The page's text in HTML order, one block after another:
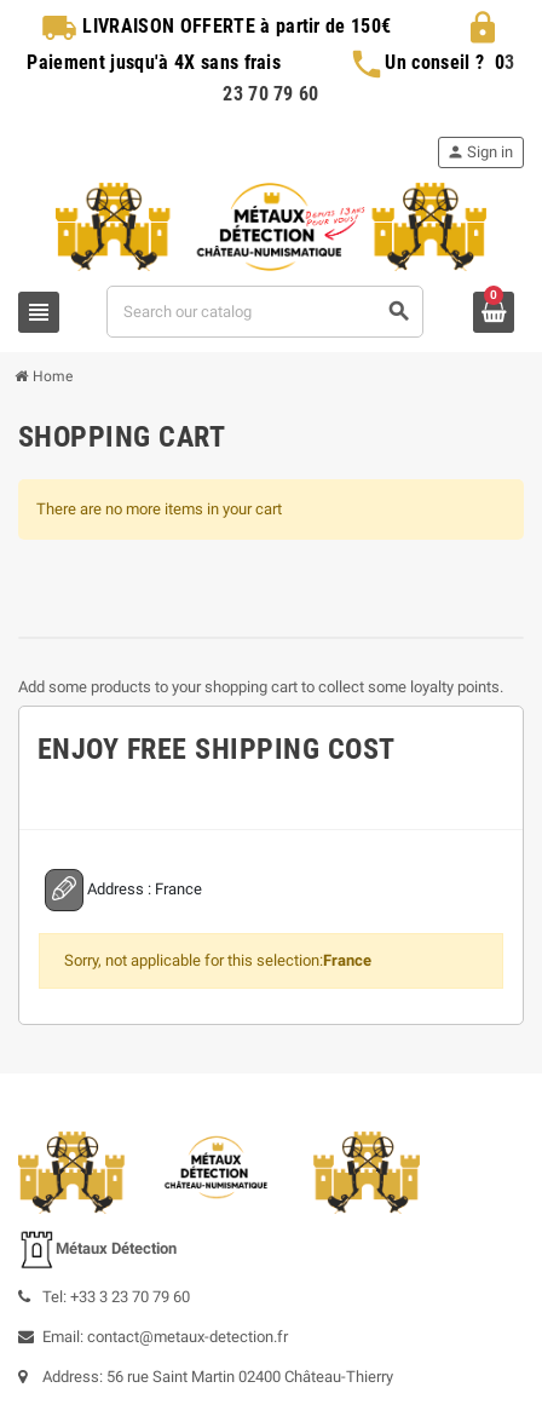
local_shipping LIVRAISON OFFERTEà partir de 150€ lock
Paiement jusqu'à 4X sans frais phoneUn conseil ? 03
23 70 79 60
view_headline search
person Sign in
0
Home
SHOPPING CART
There are no more items in your cart
Add some products to your shopping cart to collect some loyalty points.
ENJOY FREE SHIPPING COST
Address : France
Sorry, not applicable for this selection:France
Métaux Détection
Tel: +33 3 23 70 79 60
Email: contact@metaux-detection.fr
Address: 56 rue Saint Martin 02400 Château-Thierry